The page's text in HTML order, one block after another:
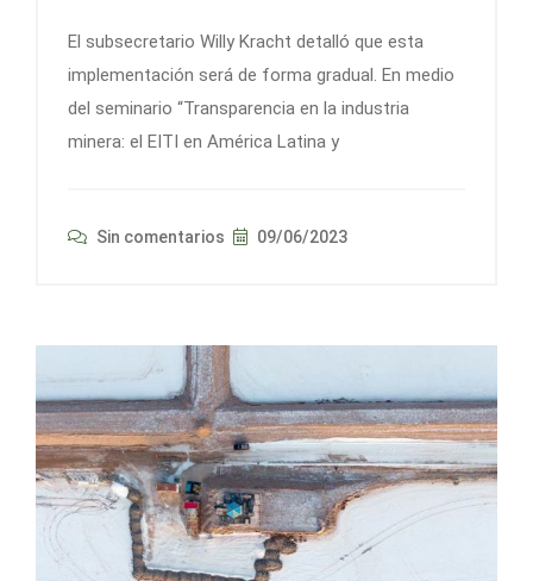
El subsecretario Willy Kracht detalló que esta
implementación será de forma gradual. En medio
del seminario “Transparencia en la industria
minera: el EITI en América Latina y
Sin comentarios 09/06/2023